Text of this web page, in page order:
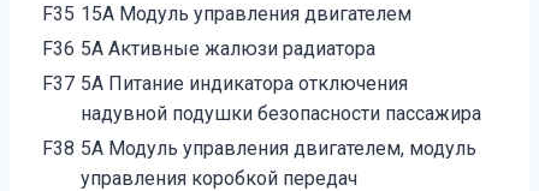
F35 15А Модуль управления двигателем
F36 5А Активные жалюзи радиатора
F37 5А Питание индикатора отключения
надувной подушки безопасности пассажира
F38 5А Модуль управления двигателем, модуль
управления коробкой передач